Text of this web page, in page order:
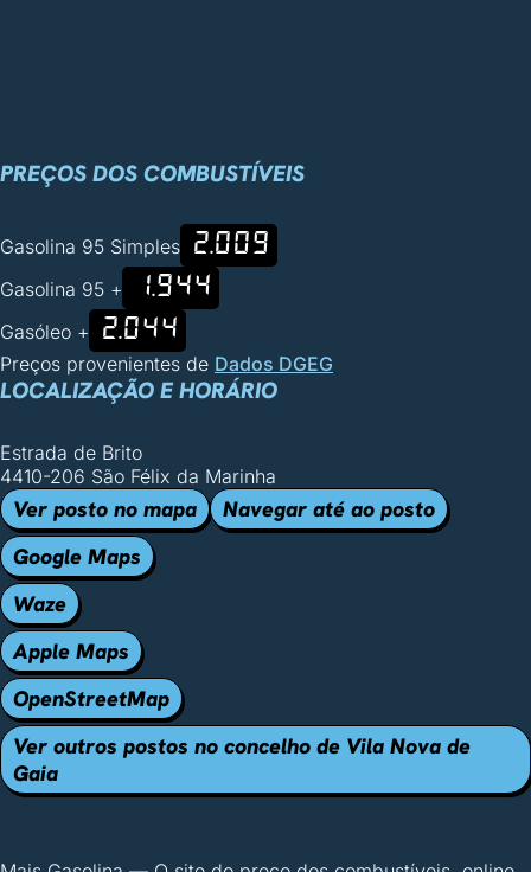
PREÇOS DOS COMBUSTÍVEIS
Gasolina 95 Simples 2.009
Gasolina 95 + 1.944
Gasóleo + 2.044
Preços provenientes de Dados DGEG
LOCALIZAÇÃO E HORÁRIO
Estrada de Brito
4410-206 São Félix da Marinha
Ver posto no mapa
Navegar até ao posto
Google Maps
Waze
Apple Maps
OpenStreetMap
Ver outros postos no concelho de Vila Nova de
Gaia